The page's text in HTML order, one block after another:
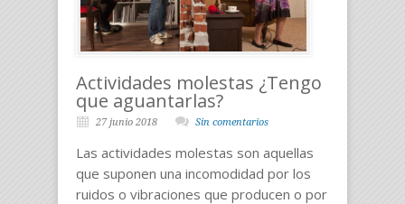
Actividades molestas ¿Tengo
que aguantarlas?
27 junio 2018 Sin comentarios
Las actividades molestas son aquellas
que suponen una incomodidad por los
ruidos o vibraciones que producen o por